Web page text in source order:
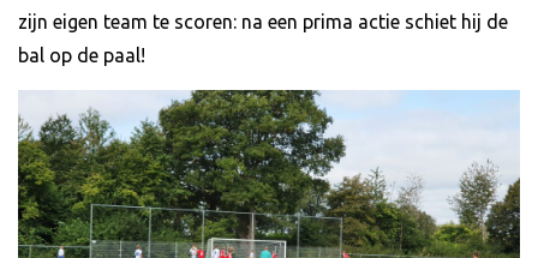
zijn eigen team te scoren: na een prima actie schiet hij de
bal op de paal!